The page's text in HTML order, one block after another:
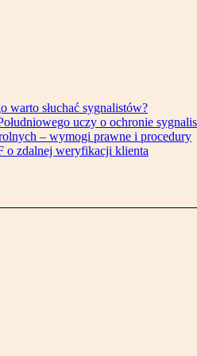
warto słuchać sygnalistów?
uczy o ochronie
– wymogi prawne i procedury
o zdalnej weryfikacji klienta